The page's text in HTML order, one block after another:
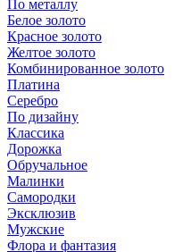
По металлу
Белое золото
Красное золото
Желтое золото
Комбинированное золото
Платина
Серебро
По дизайну
Классика
Дорожка
Обручальное
Малинки
Самородки
Эксклюзив
Мужские
Флора и фантазия